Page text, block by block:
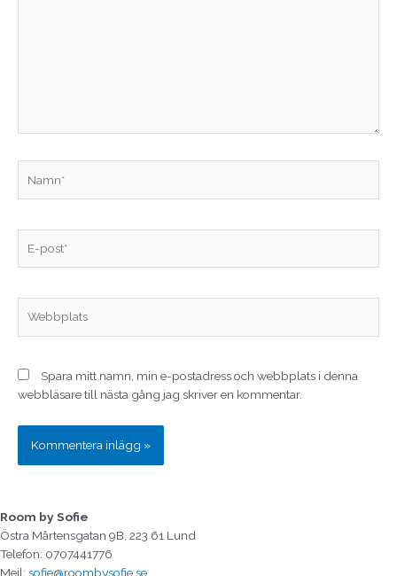
post*
Spara mitt namn, min e-postadress och webbplats i denna
webbläsare till nästa gång jag skriver en kommentar.
Room by Sofie
Östra Mårtensgatan 9B, 223 61 Lund
Telefon: 0707441776
Mejl: sofie@roombysofie.se